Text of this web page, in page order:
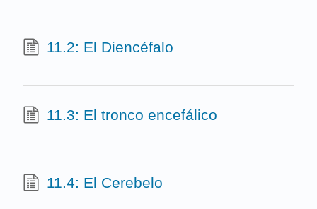
11.2: El Diencéfalo
11.3: El tronco encefálico
11.4: El Cerebelo